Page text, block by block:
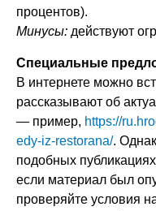
процентов).
Минусы: действуют
Специальные
В интернете можно
рассказывают об
— пример, https://
edy-iz-restorana/.
подобных
если материал был
проверяйте условия